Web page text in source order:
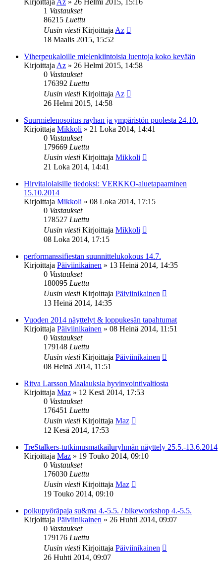
1 Vastaukset
86215 Luettu
Uusin viesti Kirjoittaja Az
18 Maalis 2015, 15:52
Viherpeukaloille mielenkiintoisia luentoja koko kevään
Kirjoittaja Az » 26 Helmi 2015, 14:58
0 Vastaukset
176392 Luettu
Uusin viesti Kirjoittaja Az
26 Helmi 2015, 14:58
Suurmielenosoitus rayhan ja ympäristön puolesta 24.10.
Kirjoittaja Mikkoli » 21 Loka 2014, 14:41
0 Vastaukset
179669 Luettu
Uusin viesti Kirjoittaja Mikkoli
21 Loka 2014, 14:41
Hirvitalolaisille tiedoksi: VERKKO-aluetapaaminen
15.10.2014
Kirjoittaja Mikkoli » 08 Loka 2014, 17:15
0 Vastaukset
178527 Luettu
Uusin viesti Kirjoittaja Mikkoli
08 Loka 2014, 17:15
performanssifiestan suunnittelukokous 14.7.
Kirjoittaja Päiviinikainen » 13 Heinä 2014, 14:35
0 Vastaukset
180095 Luettu
Uusin viesti Kirjoittaja Päiviinikainen
13 Heinä 2014, 14:35
Vuoden 2014 näyttelyt & loppukesän tapahtumat
Kirjoittaja Päiviinikainen » 08 Heinä 2014, 11:51
0 Vastaukset
179148 Luettu
Uusin viesti Kirjoittaja Päiviinikainen
08 Heinä 2014, 11:51
Ritva Larsson Maalauksia hyvinvointivaltiosta
Kirjoittaja Maz » 12 Kesä 2014, 17:53
0 Vastaukset
176451 Luettu
Uusin viesti Kirjoittaja Maz
12 Kesä 2014, 17:53
TreStalkers-tutkimusmatkailuryhmän näyttely 25.5.-13.6.2014
Kirjoittaja Maz » 19 Touko 2014, 09:10
0 Vastaukset
176030 Luettu
Uusin viesti Kirjoittaja Maz
19 Touko 2014, 09:10
polkupyöräpaja su&ma 4.-5.5. / bikeworkshop 4.-5.5.
Kirjoittaja Päiviinikainen » 26 Huhti 2014, 09:07
0 Vastaukset
179176 Luettu
Uusin viesti Kirjoittaja Päiviinikainen
26 Huhti 2014, 09:07